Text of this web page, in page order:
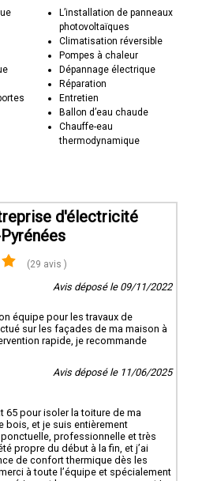
L’installation de panneaux
photovoltaïques
Climatisation réversible
Pompes à chaleur
Dépannage électrique
Réparation
Entretien
Ballon d’eau chaude
Chauffe-eau
thermodynamique
d'électricité
(29 avis )
Avis déposé le 09/11/2022
équipe pour les travaux de
sur les façades de ma maison à
rapide, je recommande
Avis déposé le 11/06/2025
65 pour isoler la toiture de ma
bois, et je suis entièrement
professionnelle et très
propre du début à la fin, et j’ai
de confort thermique dès les
à toute l’équipe et spécialement